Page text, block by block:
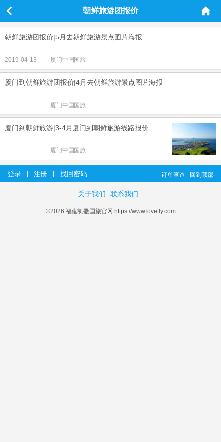
朝鲜旅游团报价
朝鲜旅游团报价|5月去朝鲜旅游景点图片海报
2019-04-13 厦门中国国旅
厦门到朝鲜旅游团报价|4月去朝鲜旅游景点图片海报
厦门中国国旅
厦门到朝鲜旅游|3-4月厦门到朝鲜旅游线路报价
厦门中国国旅
登录 注册 找回密码 回到顶部
订单查询
关于我们 联系我们
©2026 福建凯撒国旅官网 https://www.lovetly.com